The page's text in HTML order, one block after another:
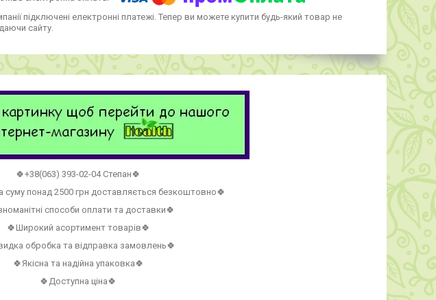
підключені електронні платежі. Тепер ви можете купити будь-який товар не
сайту.
🍀+38(063) 393-02-04 Степан🍀
суму понад 2500 грн доставляється безкоштовно🍀
способи оплати та доставки🍀
🍀Широкий асортимент товарів🍀
обробка та відправка замовлень🍀
🍀Якісна та надійна упаковка🍀
🍀Доступна ціна🍀